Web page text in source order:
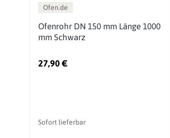
Ofen.de
Ofenrohr DN 150 mm Länge 1000
mm Schwarz
27,90 €
Sofort lieferbar